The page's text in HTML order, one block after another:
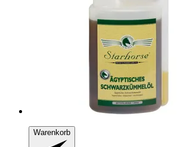
Warenkorb